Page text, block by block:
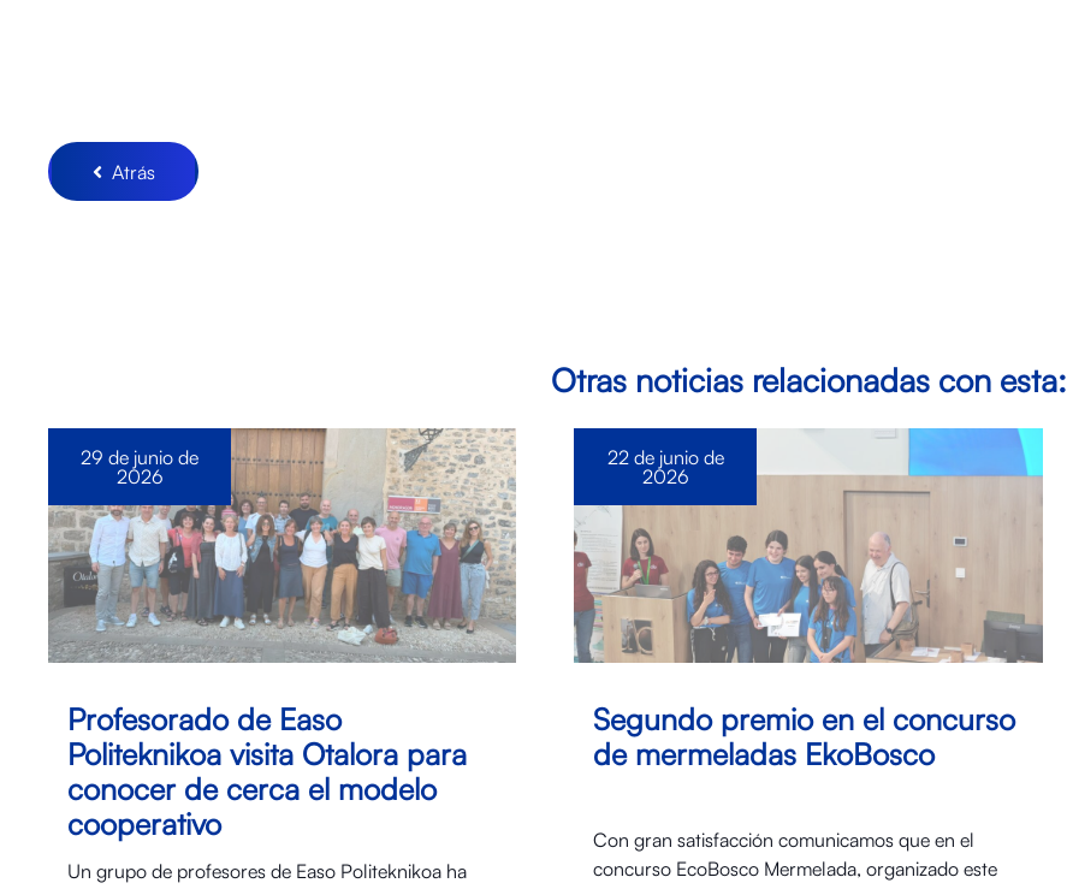
Atrás
Otras noticias relacionadas con esta:
Profesorado de Easo
Politeknikoa visita Otalora para
conocer de cerca el modelo
cooperativo
Un grupo de profesores de Easo Politeknikoa ha
29 de junio de
2026
Segundo premio en el concurso
de mermeladas EkoBosco
Con gran satisfacción comunicamos que en el
concurso EcoBosco Mermelada, organizado este
22 de junio de
2026